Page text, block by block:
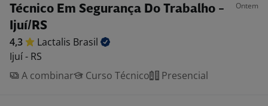
Técnico Em Segurança Do Trabalho -
Ijuí/RS
Ontem
4,3 Lactalis Brasil
Ijuí - RS
A combinar
Curso Técnico Presencial